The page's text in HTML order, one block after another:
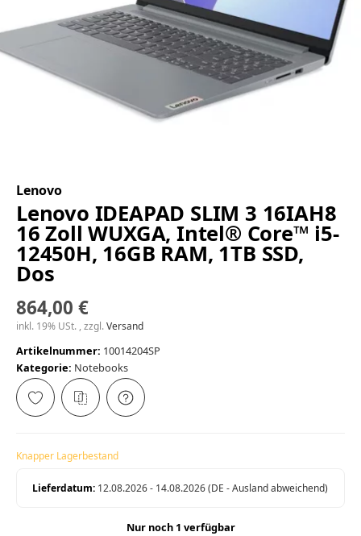
Lenovo
Lenovo IDEAPAD SLIM 3 16IAH8
16 Zoll WUXGA, Intel® Core™ i5-
12450H, 16GB RAM, 1TB SSD,
Dos
864,00 €
inkl. 19% USt. , zzgl.Versand
Artikelnummer: 10014204SP
Kategorie: Notebooks
Knapper Lagerbestand
Lieferdatum: 12.08.2026 - 14.08.2026(DE - Ausland abweichend)
Nur noch 1 verfügbar